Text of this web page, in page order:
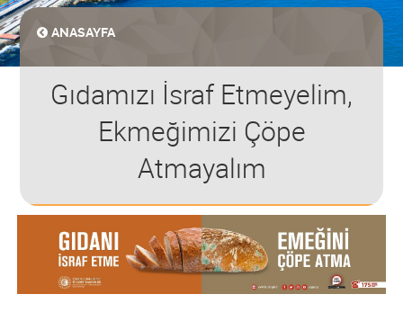
ANASAYFA
Gıdamızı İsraf Etmeyelim,
Ekmeğimizi Çöpe
Atmayalım